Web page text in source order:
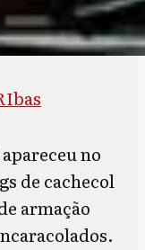
no
de cachecol
armação